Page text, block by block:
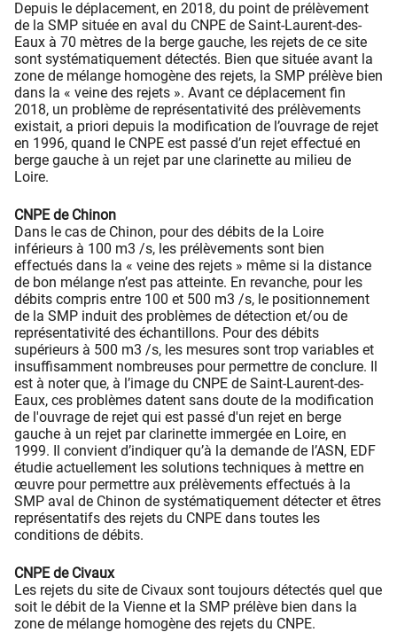
Depuis le déplacement, en 2018, du point de prélèvement
de la SMP située en aval du CNPE de Saint-Laurent-des-
Eaux à 70 mètres de la berge gauche, les rejets de ce site
sont systématiquement détectés. Bien que située avant la
zone de mélange homogène des rejets, la SMP prélève bien
dans la « veine des rejets ». Avant ce déplacement fin
2018, un problème de représentativité des prélèvements
existait, a priori depuis la modification de l’ouvrage de rejet
en 1996, quand le CNPE est passé d’un rejet effectué en
berge gauche à un rejet par une clarinette au milieu de
Loire.
CNPE de Chinon
Dans le cas de Chinon, pour des débits de la Loire
inférieurs à 100 m3 /s, les prélèvements sont bien
effectués dans la « veine des rejets » même si la distance
de bon mélange n’est pas atteinte. En revanche, pour les
débits compris entre 100 et 500 m3 /s, le positionnement
de la SMP induit des problèmes de détection et/ou de
représentativité des échantillons. Pour des débits
supérieurs à 500 m3 /s, les mesures sont trop variables et
insuffisamment nombreuses pour permettre de conclure. Il
est à noter que, à l’image du CNPE de Saint-Laurent-des-
Eaux, ces problèmes datent sans doute de la modification
de l'ouvrage de rejet qui est passé d'un rejet en berge
gauche à un rejet par clarinette immergée en Loire, en
1999. Il convient d’indiquer qu’à la demande de l’ASN, EDF
étudie actuellement les solutions techniques à mettre en
œuvre pour permettre aux prélèvements effectués à la
SMP aval de Chinon de systématiquement détecter et êtres
représentatifs des rejets du CNPE dans toutes les
conditions de débits.
CNPE de Civaux
Les rejets du site de Civaux sont toujours détectés quel que
soit le débit de la Vienne et la SMP prélève bien dans la
zone de mélange homogène des rejets du CNPE.